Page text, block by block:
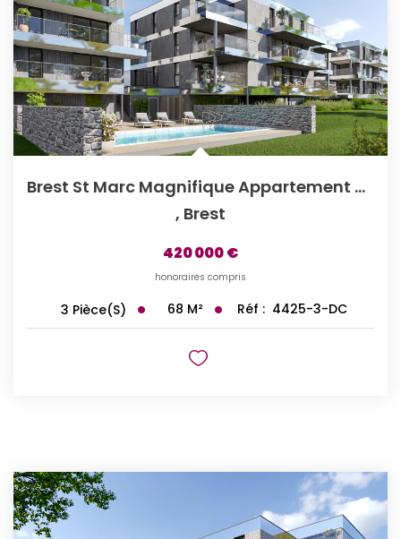
Brest St Marc Magnifique Appartement De Type 3 Avec...
, Brest
420 000 €
honoraires compris
3 Pièce(s) 68 M² Réf : 4425-3-DC